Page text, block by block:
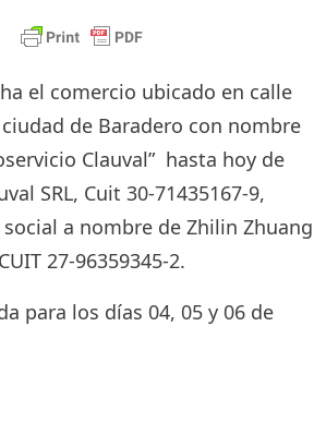
el comercio ubicado en calle
de Baradero con nombre
Clauval” hasta hoy de
SRL, Cuit 30-71435167-9,
a nombre de Zhilin Zhuang
27-96359345-2.
para los días 04, 05 y 06 de